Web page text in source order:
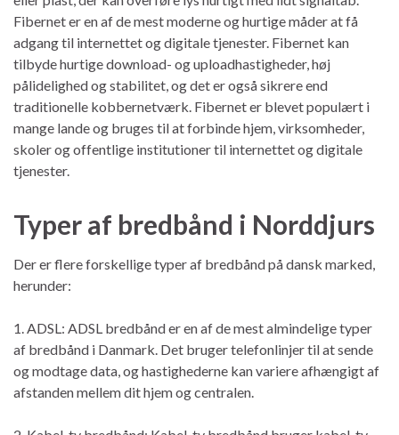
Fibernet er en af de mest moderne og hurtige måder at få
adgang til internettet og digitale tjenester. Fibernet kan
tilbyde hurtige download- og uploadhastigheder, høj
pålidelighed og stabilitet, og det er også sikrere end
traditionelle kobbernetværk. Fibernet er blevet populært i
mange lande og bruges til at forbinde hjem, virksomheder,
skoler og offentlige institutioner til internettet og digitale
tjenester.
Typer af bredbånd i Norddjurs
Der er flere forskellige typer af bredbånd på dansk marked,
herunder:
1. ADSL: ADSL bredbånd er en af de mest almindelige typer
af bredbånd i Danmark. Det bruger telefonlinjer til at sende
og modtage data, og hastighederne kan variere afhængigt af
afstanden mellem dit hjem og centralen.